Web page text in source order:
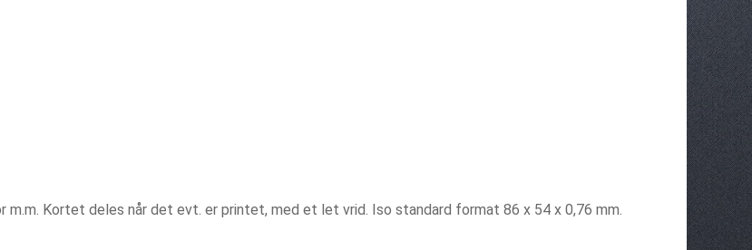
Kortet deles når det evt. er printet, med et let vrid. Iso standard format 86 x 54 x 0,76 mm.